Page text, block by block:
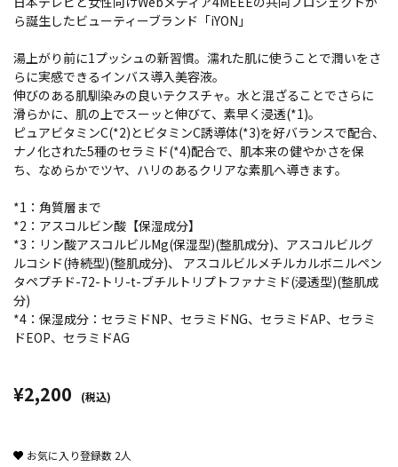
ら誕生したビューティーブランド「iYON」
湯上がり前に1プッシュの新習慣。濡れた肌に使うことで潤いをさ
らに実感できるインバス導入美容液。
伸びのある肌馴染みの良いテクスチャ。水と混ざることでさらに
滑らかに、肌の上でスーッと伸びて、素早く浸透(*1)。
ピュアビタミンC(*2)とビタミンC誘導体(*3)を好バランスで配合、
ナノ化された5種のセラミド(*4)配合で、肌本来の健やかさを保
ち、なめらかでツヤ、ハリのあるクリアな素肌へ導きます。
*1：角質層まで
*2：アスコルビン酸【保湿成分】
*3：リン酸アスコルビルMg(保湿型)(整肌成分)、アスコルビルグ
ルコシド(持続型)(整肌成分)、 アスコルビルメチルカルボニルペン
タペプチド-72-トリ-t-ブチルトリプトファナミド(浸透型)(整肌成
分)
*4：保湿成分：セラミドNP、セラミドNG、セラミドAP、セラミ
ドEOP、セラミドAG
¥2,200 (税込)
お気に入り登録数 2人